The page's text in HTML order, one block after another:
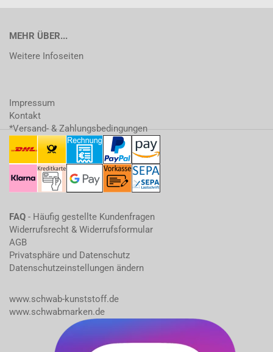
MEHR ÜBER...
Weitere Infoseiten
Impressum
Kontakt
*Versand- & Zahlungsbedingungen
FAQ - Häufig gestellte Kundenfragen
Widerrufsrecht & Widerrufsformular
AGB
Privatsphäre und Datenschutz
Datenschutzeinstellungen ändern
www.schwab-kunststoff.de
www.schwabmarken.de